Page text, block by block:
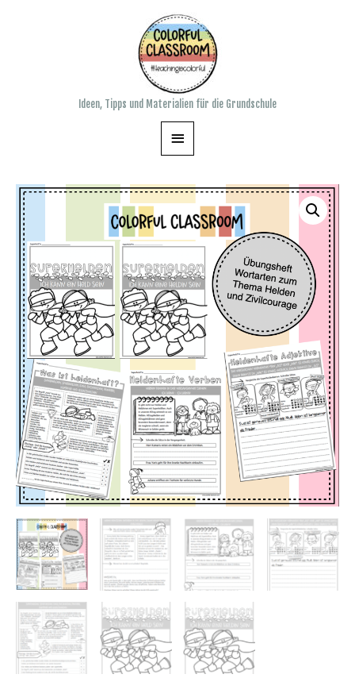
Ideen, Tipps und Materialien für die Grundschule
Hauptmenü